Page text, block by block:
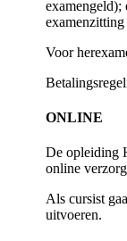
examengeld);
examenzitting
Voor
ONLINE
De opleiding
online
Als cursist
uitvoeren.